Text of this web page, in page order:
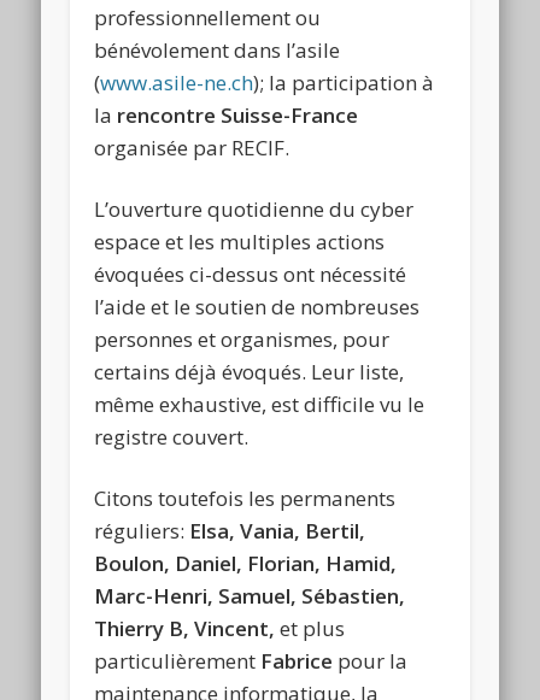
professionnellement ou
bénévolement dans l’asile
(www.asile-ne.ch); la participation à
la rencontre Suisse-France
organisée par RECIF.
L’ouverture quotidienne du cyber
espace et les multiples actions
évoquées ci-dessus ont nécessité
l’aide et le soutien de nombreuses
personnes et organismes, pour
certains déjà évoqués. Leur liste,
même exhaustive, est difficile vu le
registre couvert.
Citons toutefois les permanents
réguliers: Elsa, Vania, Bertil,
Boulon, Daniel, Florian, Hamid,
Marc-Henri, Samuel, Sébastien,
Thierry B, Vincent,et plus
particulièrement Fabrice pour la
maintenance informatique, la